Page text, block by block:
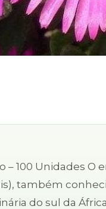
O encantador Tapete
também
do sul da